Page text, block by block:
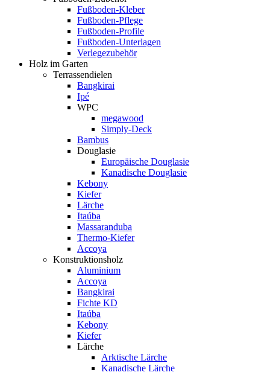
Fußboden-Kleber
Fußboden-Pflege
Fußboden-Profile
Fußboden-Unterlagen
Verlegezubehör
Holz im Garten
Terrassendielen
Bangkirai
Ipé
WPC
megawood
Simply-Deck
Bambus
Douglasie
Europäische Douglasie
Kanadische Douglasie
Kebony
Kiefer
Lärche
Itaúba
Massaranduba
Thermo-Kiefer
Accoya
Konstruktionsholz
Aluminium
Accoya
Bangkirai
Fichte KD
Itaúba
Kebony
Kiefer
Lärche
Arktische Lärche
Kanadische Lärche